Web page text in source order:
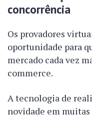
concorrência
Os provadores
oportunidade para
mercado cada vez
commerce.
A tecnologia de
novidade em